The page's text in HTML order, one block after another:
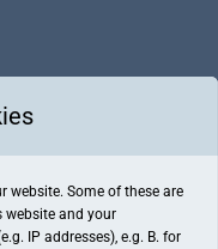
website. Some of these are
website and your
IP addresses), e.g. B. for